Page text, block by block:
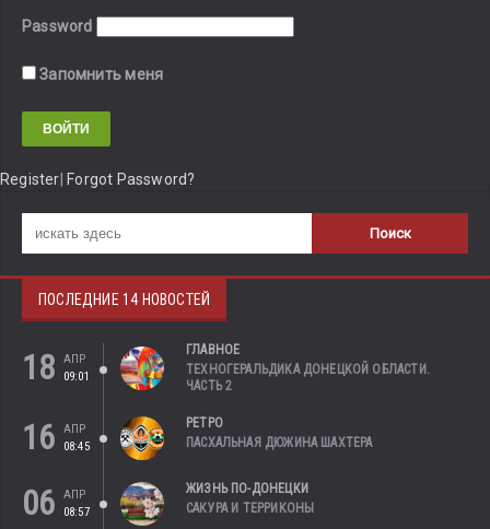
Password
Запомнить меня
Register Forgot Password?
ПОСЛЕДНИЕ 14 НОВОСТЕЙ
18
АПР
09:01
ГЛАВНОЕ
ТЕХНОГЕРАЛЬДИКА ДОНЕЦКОЙ ОБЛАСТИ.
ЧАСТЬ 2
16
АПР
08:45
РЕТРО
ПАСХАЛЬНАЯ ДЮЖИНА ШАХТЕРА
06
АПР
08:57
ЖИЗНЬ ПО-ДОНЕЦКИ
САКУРА И ТЕРРИКОНЫ